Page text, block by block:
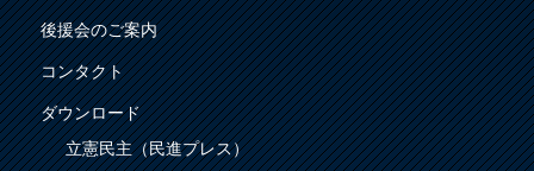
後援会のご案内
コンタクト
ダウンロード
立憲民主（民進プレス）